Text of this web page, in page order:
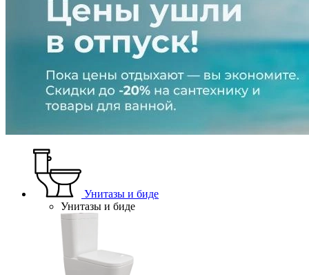
Унитазы и биде
Унитазы и биде